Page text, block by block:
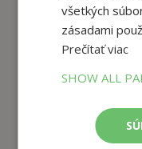
všetkých
zásadami
Prečítať viac
SHOW ALL